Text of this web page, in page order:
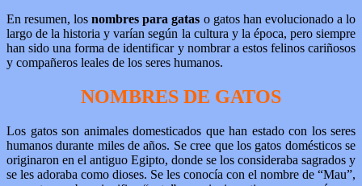
En resumen, losnombres para gatas o gatos han evolucionado a lo
largo de la historia y varían según la cultura y la época, pero siempre
han sido una forma de identificar y nombrar a estos felinos cariñosos
y compañeros leales de los seres humanos.
NOMBRES DE GATOS
Los gatos son animales domesticados que han estado con los seres
humanos durante miles de años. Se cree que los gatos domésticos se
originaron en el antiguo Egipto, donde se los consideraba sagrados y
se les adoraba como dioses. Se les conocía con el nombre de “Mau”,